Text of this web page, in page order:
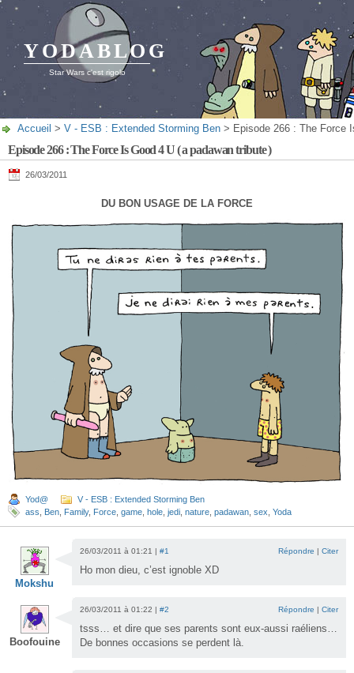
YODABLOG
Star Wars c'est rigolo
Accueil > V - ESB : Extended Storming Ben > Episode 266 : The Force
Episode 266 : The Force Is Good 4 U ( a padawan tribute )
26/03/2011
DU BON USAGE DE LA FORCE
Yod@
V - ESB : Extended Storming Ben
ass
Ben Family, Force game hole jedi nature padawan sex Yoda
Mokshu
26/03/2011 à 01:21 | #1 Répondre | Citer
Ho mon dieu, c’est ignoble XD
Boofouine
26/03/2011 à 01:22 | #2 Répondre | Citer
tsss… et dire que ses parents sont eux-aussi raéliens…
De bonnes occasions se perdent là.